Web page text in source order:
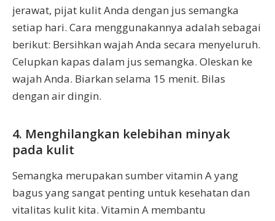
jerawat, pijat kulit Anda dengan jus semangka
setiap hari. Cara menggunakannya adalah sebagai
berikut: Bersihkan wajah Anda secara menyeluruh.
Celupkan kapas dalam jus semangka. Oleskan ke
wajah Anda. Biarkan selama 15 menit. Bilas
dengan air dingin.
4. Menghilangkan kelebihan minyak
pada kulit
Semangka merupakan sumber vitamin A yang
bagus yang sangat penting untuk kesehatan dan
vitalitas kulit kita. Vitamin A membantu